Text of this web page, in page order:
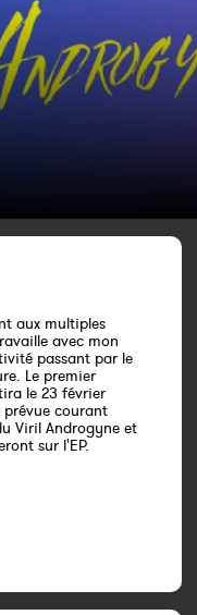
aux multiples
avec mon
passant par le
Le premier
le 23 février
prévue courant
Viril Androgyne et
sur l'EP.